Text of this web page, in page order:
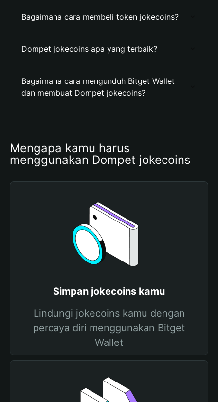
Bagaimana cara membeli token jokecoins?
Dompet jokecoins apa yang terbaik?
Bagaimana cara mengunduh Bitget Wallet
dan membuat Dompet jokecoins?
Mengapa kamu harus
menggunakan Dompet jokecoins
Simpan jokecoins kamu
Lindungi jokecoins kamu dengan
percaya diri menggunakan Bitget
Wallet